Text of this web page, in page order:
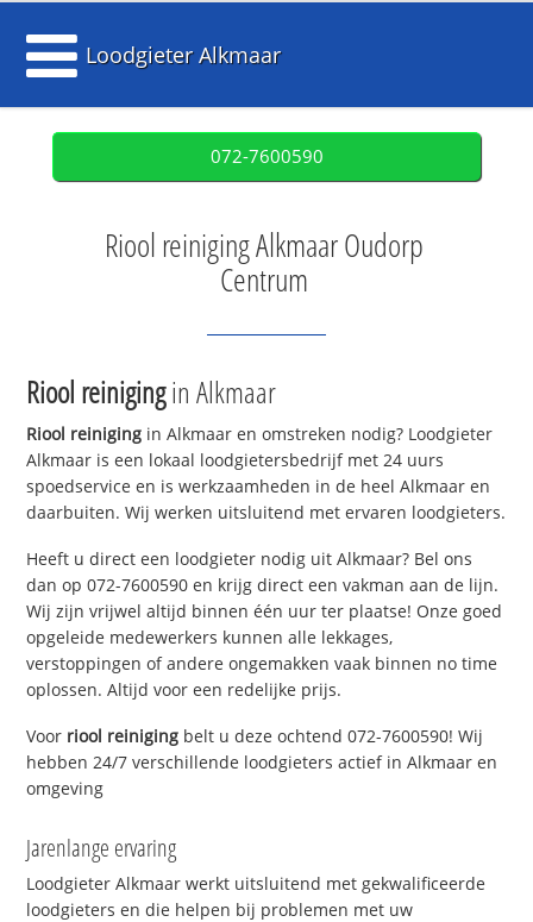
Loodgieter Alkmaar
072-7600590
Riool reiniging Alkmaar Oudorp
Centrum
Riool reinigingin Alkmaar
Riool reiniging in Alkmaar en omstreken nodig? Loodgieter
Alkmaar is een lokaal loodgietersbedrijf met 24 uurs
spoedservice en is werkzaamheden in de heel Alkmaar en
daarbuiten. Wij werken uitsluitend met ervaren loodgieters.
Heeft u direct een loodgieter nodig uit Alkmaar? Bel ons
dan op 072-7600590 en krijg direct een vakman aan de lijn.
Wij zijn vrijwel altijd binnen één uur ter plaatse! Onze goed
opgeleide medewerkers kunnen alle lekkages,
verstoppingen of andere ongemakken vaak binnen no time
oplossen. Altijd voor een redelijke prijs.
Voor riool reiniging belt u deze ochtend 072-7600590! Wij
hebben 24/7 verschillende loodgieters actief in Alkmaar en
omgeving
Jarenlange ervaring
Loodgieter Alkmaar werkt uitsluitend met gekwalificeerde
loodgieters en die helpen bij problemen met uw